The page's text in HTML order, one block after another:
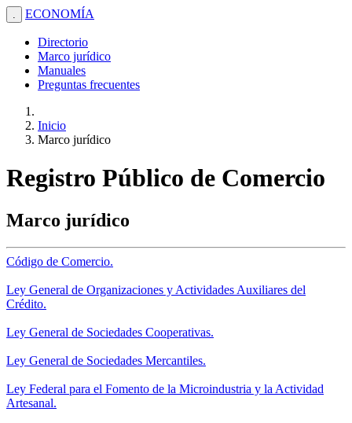
. ECONOMÍA
Directorio
Marco jurídico
Manuales
Preguntas frecuentes
Inicio
Marco jurídico
Registro Público de Comercio
Marco jurídico
Código de Comercio.
Ley General de Organizaciones y Actividades Auxiliares del
Crédito.
Ley General de Sociedades Cooperativas.
Ley General de Sociedades Mercantiles.
Ley Federal para el Fomento de la Microindustria y la Actividad
Artesanal.